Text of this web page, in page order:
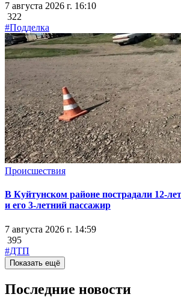
7 августа 2026 г. 16:10
322
#Подделка
Происшествия
В Куйтунском районе пострадали 12-
и его 3-летний пассажир
7 августа 2026 г. 14:59
395
#ДТП
Показать ещё
Последние новости